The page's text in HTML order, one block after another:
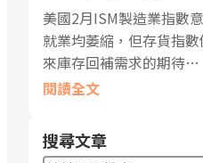
美國2月ISM製造業指數
就業均萎縮，但存貨指
來庫存回補需求的期待…
閱讀全文
搜尋文章